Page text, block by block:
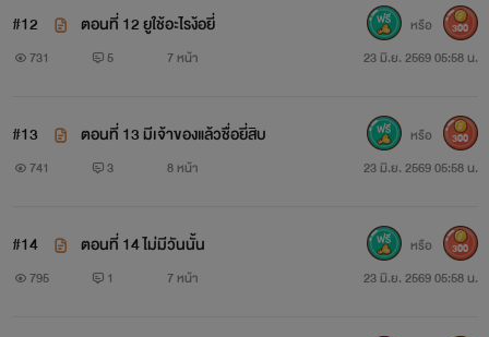
#12 ตอนที่ 12 ยูใช้อะไรง้อยี่
731 5 7 หน้า 23 มิ.ย. 2569 05:58 น.
หรือ 300
#13 ตอนที่ 13 มีเจ้าของแล้วชื่อยี่สิบ
741 3 8 หน้า 23 มิ.ย. 2569 05:58 น.
หรือ 300
#14 ตอนที่ 14 ไม่มีวันนั้น
795 1 7 หน้า 23 มิ.ย. 2569 05:58 น.
หรือ 300